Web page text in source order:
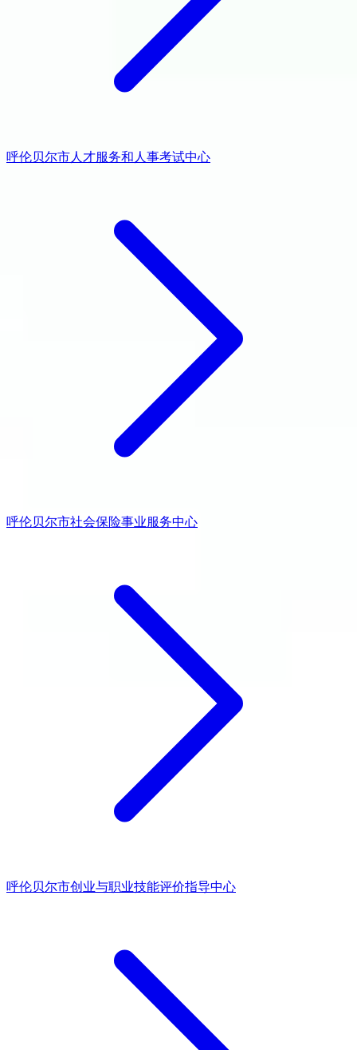
呼伦贝尔市人才服务和人事考试中心
呼伦贝尔市社会保险事业服务中心
呼伦贝尔市创业与职业技能评价指导中心